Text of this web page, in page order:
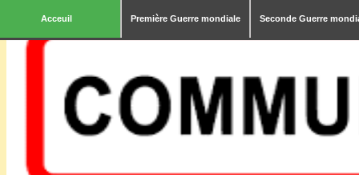
Acceuil Première Guerre mondiale Seconde Guerre